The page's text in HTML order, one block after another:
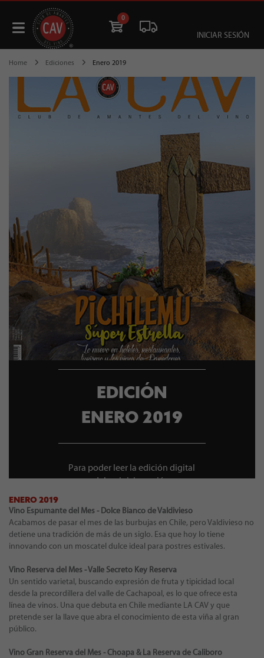
0
INICIAR SESIÓN
Home Ediciones Enero 2019
EDICIÓN
ENERO 2019
Para poder leer la edición digital
debes iniciar sesión
ENERO 2019
Vino Espumante del Mes - Dolce Bianco de Valdivieso
Acabamos de pasar el mes de las burbujas en Chile, pero Valdivieso no
detiene una tradición de más de un siglo. Esa que hoy lo tiene
innovando con un moscatel dulce ideal para postres estivales.
Vino Reserva del Mes - Valle Secreto Key Reserva
Un sentido varietal, buscando expresión de fruta y tipicidad local
desde la precordillera del valle de Cachapoal, es lo que ofrece esta
línea de vinos. Una que debuta en Chile mediante LA CAV y que
pretende ser la llave que abra el conocimiento de esta viña al gran
público.
Vino Gran Reserva del Mes - Choapa & La Reserva de Caliboro